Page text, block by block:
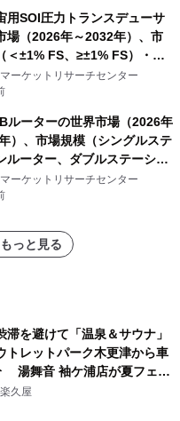
用SOI圧力トランスデューサ
場（2026年～2032年）、市
＜±1% FS、≥±1% FS）・分
トを発表
ーケットリサーチセンター
ルーターの世界市場（2026年
）、市場規模（シングルステ
ルーター、ダブルステーショ
ー）・分析レポートを発表
ーケットリサーチセンター
っと見る
滞を避けて「温泉＆サウナ」
トレットパーク木更津から車
湯舞音 袖ケ浦店が夏フェア
を提供
久屋